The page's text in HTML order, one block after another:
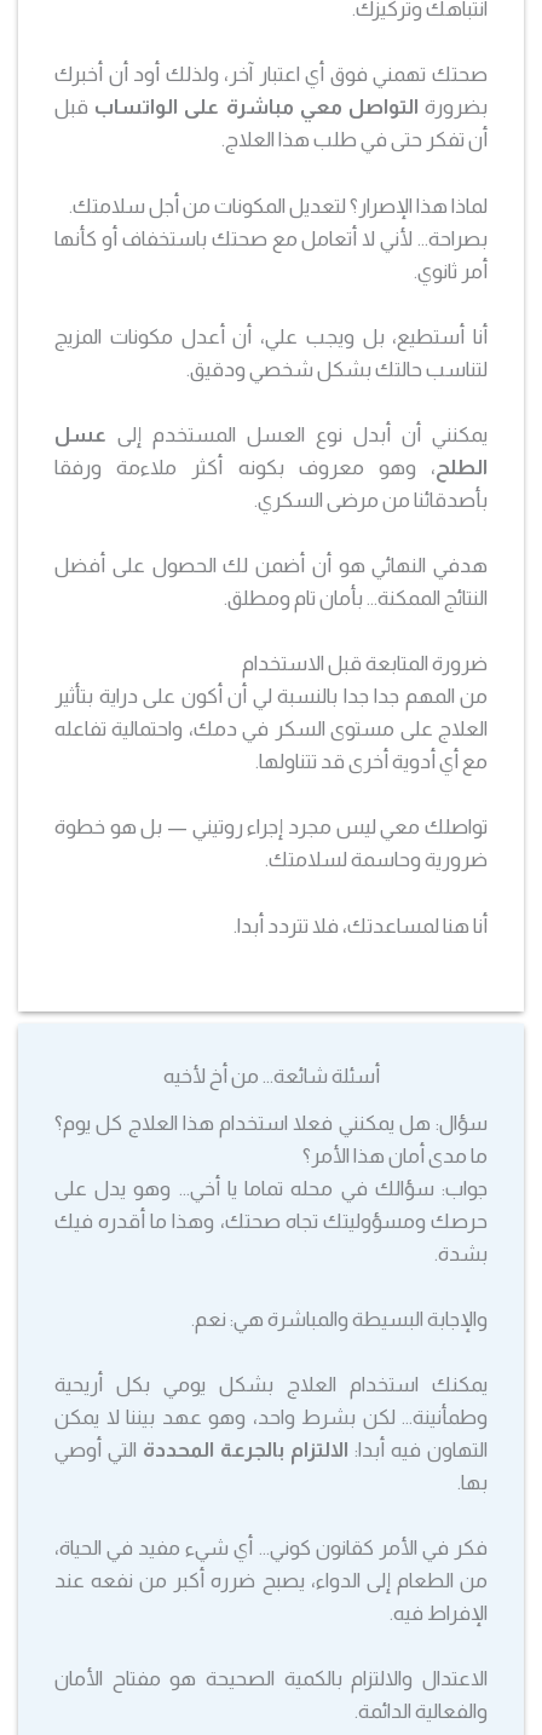
انتباهك وتركيزك.
صحتك تهمني فوق أي اعتبار آخر، ولذلك أود أن أخبرك
بضرورةالتواصل معي مباشرة على الواتسابقبل
أن تفكر حتى في طلب هذا العلاج.
لماذا هذا الإصرار؟ لتعديل المكونات من أجل سلامتك.
بصراحة… لأني لا أتعامل مع صحتك باستخفاف أو كأنها
أمر ثانوي.
أنا أستطيع، بل ويجب علي، أن أعدل مكونات المزيج
لتناسب حالتك بشكل شخصي ودقيق.
يمكنني أن أبدل نوع العسل المستخدم إلى عسل
الطلح، وهو معروف بكونه أكثر ملاءمة ورفقا
بأصدقائنا من مرضى السكري.
هدفي النهائي هو أن أضمن لك الحصول على أفضل
النتائج الممكنة… بأمان تام ومطلق.
ضرورة المتابعة قبل الاستخدام
من المهم جدا جدا بالنسبة لي أن أكون على دراية بتأثير
العلاج على مستوى السكر في دمك، واحتمالية تفاعله
مع أي أدوية أخرى قد تتناولها.
تواصلك معي ليس مجرد إجراء روتيني — بل هو خطوة
ضرورية وحاسمة لسلامتك.
أنا هنا لمساعدتك، فلا تتردد أبدا.
أسئلة شائعة… من أخ لأخيه
سؤال: هل يمكنني فعلا استخدام هذا العلاج كل يوم؟
ما مدى أمان هذا الأمر؟
جواب: سؤالك في محله تماما يا أخي… وهو يدل على
حرصك ومسؤوليتك تجاه صحتك، وهذا ما أقدره فيك
بشدة.
والإجابة البسيطة والمباشرة هي: نعم.
يمكنك استخدام العلاج بشكل يومي بكل أريحية
وطمأنينة… لكن بشرط واحد، وهو عهد بيننا لا يمكن
التهاون فيه أبدا: الالتزام بالجرعة المحددةالتي أوصي
بها.
فكر في الأمر كقانون كوني… أي شيء مفيد في الحياة،
من الطعام إلى الدواء، يصبح ضرره أكبر من نفعه عند
الإفراط فيه.
الاعتدال والالتزام بالكمية الصحيحة هو مفتاح الأمان
والفعالية الدائمة.